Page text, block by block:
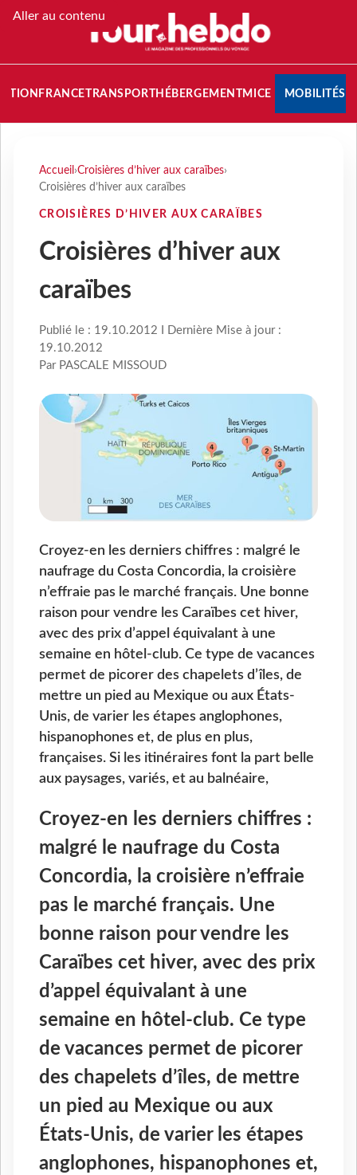
Aller au contenu
FRANCETRANSPORT HÉBERGEMENTMICE MOBILITÉS
Accueil ›Croisières d’hiver aux caraïbes›
Croisières d’hiver aux caraïbes
CROISIÈRES D’HIVER AUX CARAÏBES
Croisières d’hiver aux
caraïbes
Publié le : 19.10.2012 I Dernière Mise à jour :
19.10.2012
Par PASCALE MISSOUD
Croyez-en les derniers chiffres : malgré le
naufrage du Costa Concordia, la croisière
n’effraie pas le marché français. Une bonne
raison pour vendre les Caraïbes cet hiver,
avec des prix d’appel équivalant à une
semaine en hôtel-club. Ce type de vacances
permet de picorer des chapelets d’îles, de
mettre un pied au Mexique ou aux États-
Unis, de varier les étapes anglophones,
hispanophones et, de plus en plus,
françaises. Si les itinéraires font la part belle
aux paysages, variés, et au balnéaire,
Croyez-en les derniers chiffres :
malgré le naufrage du Costa
Concordia, la croisière n’effraie
pas le marché français. Une
bonne raison pour vendre les
Caraïbes cet hiver, avec des prix
d’appel équivalant à une
semaine en hôtel-club. Ce type
de vacances permet de picorer
des chapelets d’îles, de mettre
un pied au Mexique ou aux
États-Unis, de varier les étapes
anglophones, hispanophones et,